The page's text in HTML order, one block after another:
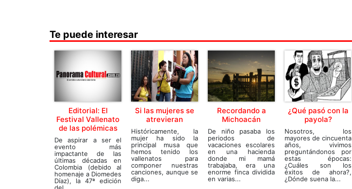
Te puede interesar
Editorial: El
Festival Vallenato
de las polémicas
De aspirar a ser el
evento más
impactante de las
últimas décadas en
Colombia (debido al
homenaje a Diomedes
Díaz), la 47ª edición
del...
Si las mujeres se
atrevieran
Históricamente, la
mujer ha sido la
principal musa que
hemos tenido los
vallenatos para
componer nuestras
canciones, aunque se
diga...
Recordando a
Michoacán
De niño pasaba los
periodos de
vacaciones escolares
en una hacienda
donde mi mamá
trabajaba, era una
enorme finca dividida
en varias...
¿Qué pasó con la
payola?
Nosotros, los
mayores de cincuenta
años, vivimos
preguntándonos por
estas épocas:
¿Cuáles son los
éxitos de ahora?,
¿Dónde suena la...